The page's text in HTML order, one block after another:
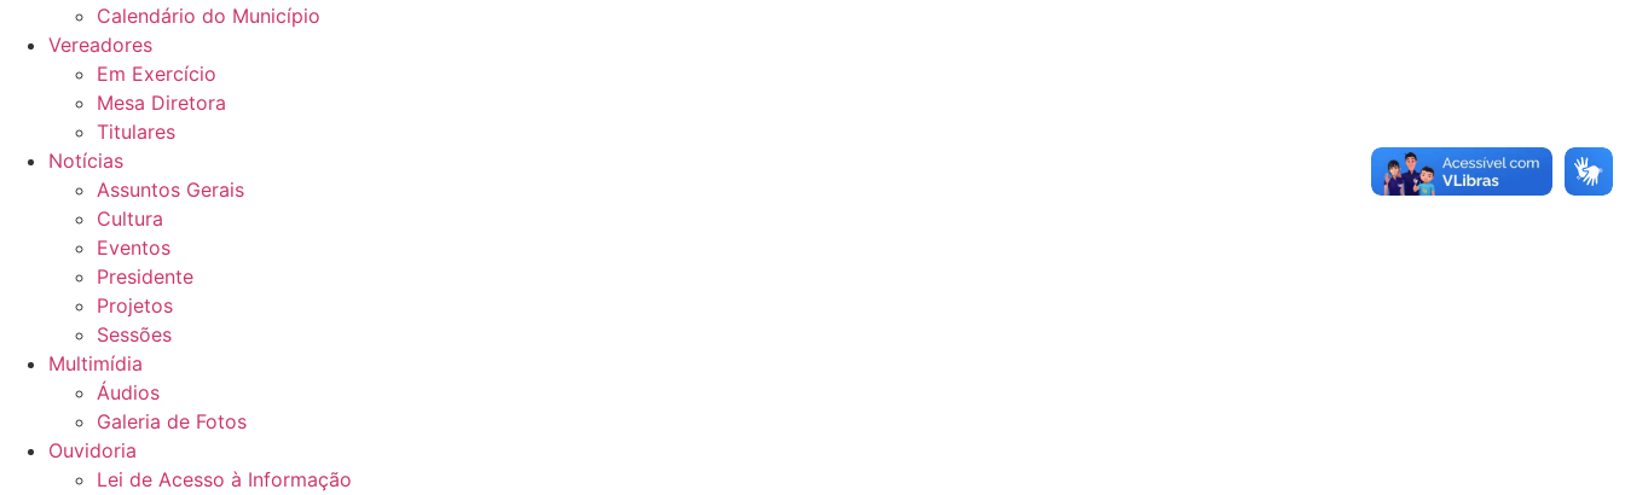
Calendário do Município
Vereadores
Em Exercício
Mesa Diretora
Titulares
Notícias
Assuntos Gerais
Cultura
Eventos
Presidente
Projetos
Sessões
Multimídia
Áudios
Galeria de Fotos
Ouvidoria
Lei de Acesso à Informação